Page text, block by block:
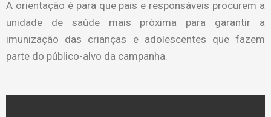
A orientação é para que pais e responsáveis procurem a
unidade de saúde mais próxima para garantir a
imunização das crianças e adolescentes que fazem
parte do público-alvo da campanha.